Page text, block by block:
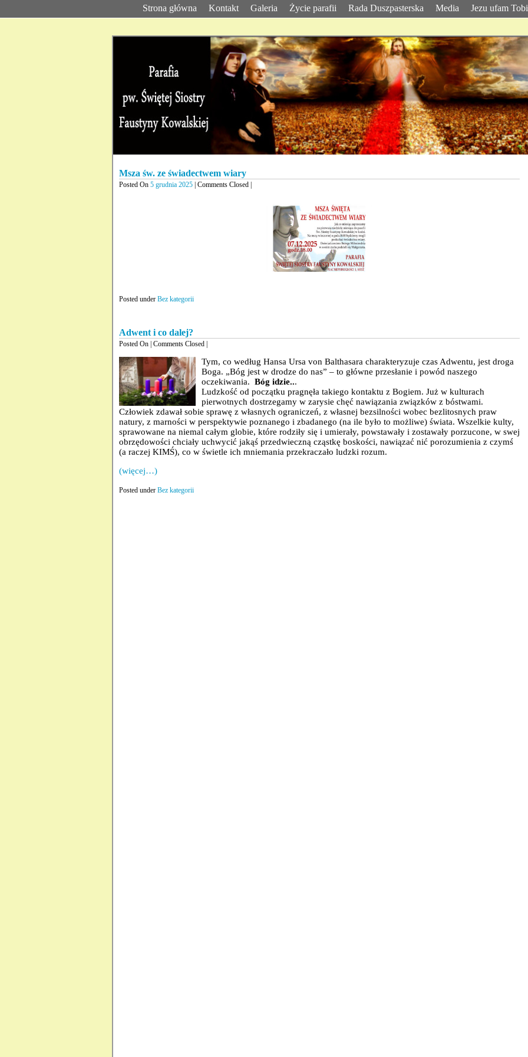
Strona główna Kontakt Galeria Życie parafii Rada Duszpasterska Media Jezu ufam
Msza św. ze świadectwem wiary
Posted On 5 grudnia 2025 | Comments Closed |
Posted under Bez kategorii
Adwent i co dalej?
Posted On | Comments Closed |
Tym, co według Hansa Ursa von Balthasara charakteryzuje czas Adwentu, jest droga
Boga. „Bóg jest w drodze do nas” – to główne przesłanie i powód naszego
oczekiwania. Bóg idzie...
Ludzkość od początku pragnęła takiego kontaktu z Bogiem. Już w kulturach
pierwotnych dostrzegamy w zarysie chęć nawiązania związków z bóstwami.
Człowiek zdawał sobie sprawę z własnych ograniczeń, z własnej bezsilności wobec bezlitosnych praw
natury, z marności w perspektywie poznanego i zbadanego (na ile było to możliwe) świata. Wszelkie kulty,
sprawowane na niemal całym globie, które rodziły się i umierały, powstawały i zostawały porzucone, w swej
obrzędowości chciały uchwycić jakąś przedwieczną cząstkę boskości, nawiązać nić porozumienia z czymś
(a raczej KIMŚ), co w świetle ich mniemania przekraczało ludzki rozum.
(więcej…)
Posted under Bez kategorii